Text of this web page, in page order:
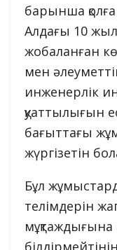
барынша
Алдағы 10
жобаланған
мен
инженерлік
қуаттылығын
бағыттағы
жүргізетін
Бұл
телімдерін